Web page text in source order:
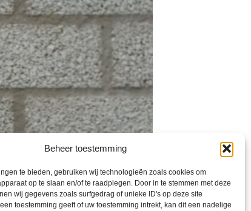
Beheer toestemming
te bieden, gebruiken wij technologieën zoals cookies om
op te slaan en/of te raadplegen. Door in te stemmen met deze
wij gegevens zoals surfgedrag of unieke ID's op deze site
toestemming geeft of uw toestemming intrekt, kan dit een nadelige